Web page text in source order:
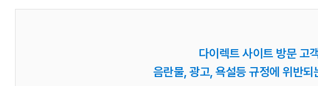
다이렉트 사이트 방문 고
음란물, 광고, 욕설등 규정에 위반